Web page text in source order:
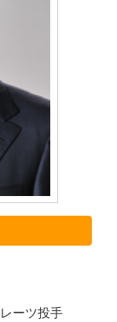
ーツ投手